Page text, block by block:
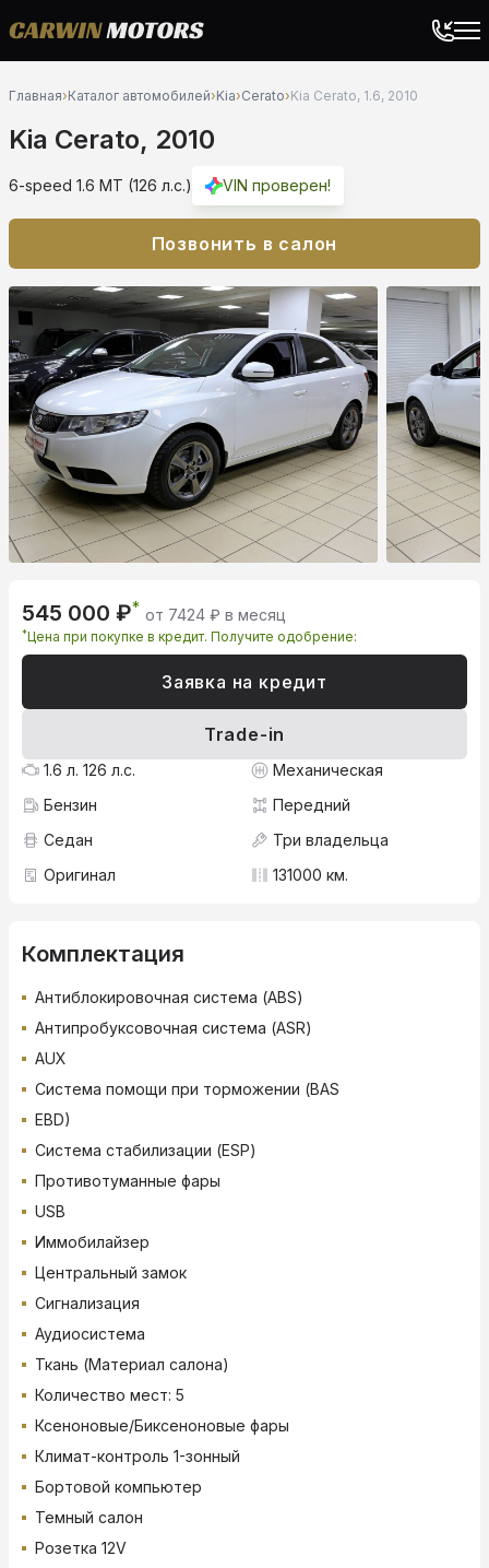
Главная›Каталог автомобилей›Kia›Cerato›Kia Cerato, 1.6, 2010
Kia Cerato, 2010
6-speed 1.6 MT (126 л.с.) VIN проверен!
Позвонить в салон
545 000 ₽* от 7424 ₽ в месяц
*Цена при покупке в кредит. Получите одобрение:
Заявка на кредит
Trade-in
1.6 л. 126 л.с.
Механическая
Бензин
Передний
Седан
Три владельца
Оригинал
131000 км.
Комплектация
Антиблокировочная система (ABS)
Антипробуксовочная система (ASR)
AUX
Система помощи при торможении (BAS
EBD)
Система стабилизации (ESP)
Противотуманные фары
USB
Иммобилайзер
Центральный замок
Сигнализация
Аудиосистема
Ткань (Материал салона)
Количество мест: 5
Ксеноновые/Биксеноновые фары
Климат-контроль 1-зонный
Бортовой компьютер
Темный салон
Розетка 12V